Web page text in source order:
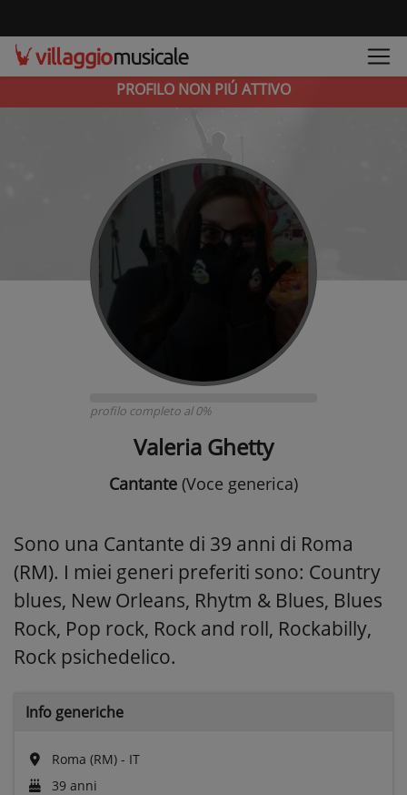
PROFILO NON PIÚ ATTIVO
profilo completo al 0%
Valeria Ghetty
Cantante (Voce generica)
Sono una Cantante di 39 anni di Roma
(RM). I miei generi preferiti sono: Country
blues, New Orleans, Rhytm & Blues, Blues
Rock, Pop rock, Rock and roll, Rockabilly,
Rock psichedelico.
Info generiche
Roma (RM) - IT
39 anni